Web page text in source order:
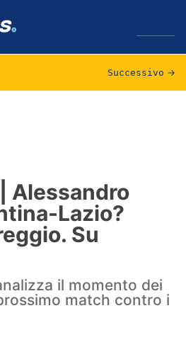
Successivo →
Alessandro
Lazio?
Su
il momento dei
match contro i